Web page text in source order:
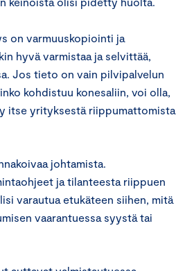
on varmuuskopiointi ja
hyvä varmistaa ja selvittää,
Jos tieto on vain pilvipalvelun
kohdistuu konesaliin, voi olla,
itse yrityksestä riippumattomista
johtamista.
ja tilanteesta riippuen
varautua etukäteen siihen, mitä
vaarantuessa syystä tai